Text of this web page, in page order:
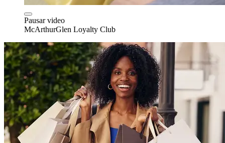
Pausar video
McArthurGlen Loyalty Club